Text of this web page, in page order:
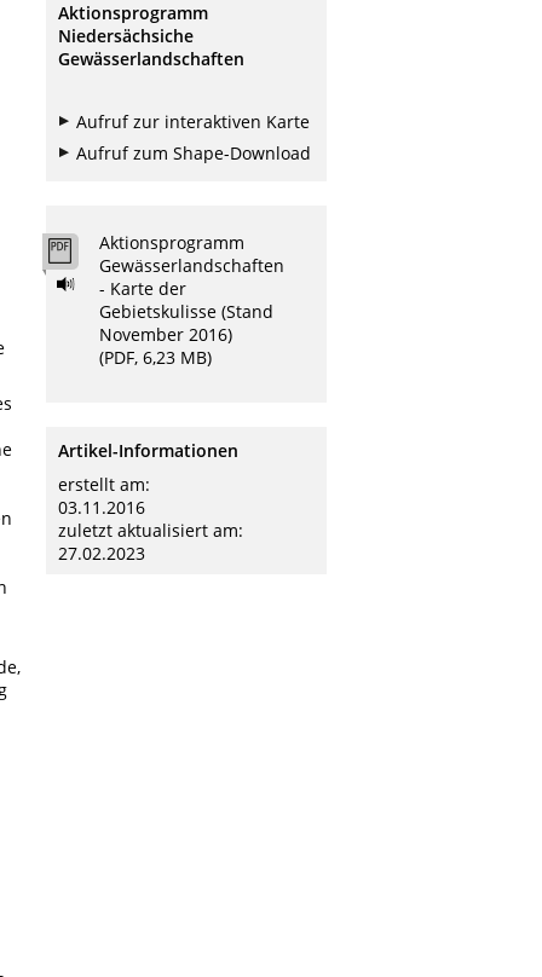
Aktionsprogramm
Niedersächsiche
Gewässerlandschaften
Aufruf zur interaktiven Karte
Aufruf zum Shape-Download
Aktionsprogramm
Gewässerlandschaften
- Karte der
Gebietskulisse (Stand
November 2016)
(PDF, 6,23 MB)
Artikel-Informationen
erstellt am:
03.11.2016
zuletzt aktualisiert am:
27.02.2023